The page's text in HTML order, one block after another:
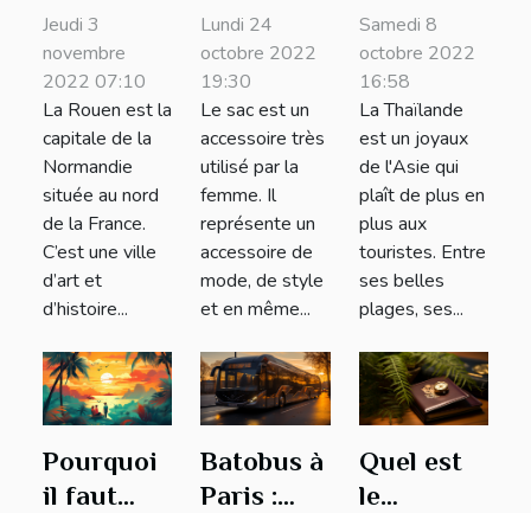
lors d’une
escale à
Rouen ?
Jeudi 3
novembre
2022 07:10
La Rouen est la
capitale de la
Normandie
située au nord
de la France.
C’est une ville
d’art et
d’histoire...
femme :
quels sont
les
facteurs
que vous
devez
prendre
en compte
?
Lundi 24
octobre 2022
19:30
Le sac est un
accessoire très
utilisé par la
femme. Il
représente un
accessoire de
mode, de style
et en même...
vous
descendre
à Bangkok
pour
votre
prochain
voyage ?
Samedi 8
octobre 2022
16:58
La Thaïlande
est un joyaux
de l'Asie qui
plaît de plus en
plus aux
touristes. Entre
ses belles
plages, ses...
Pourquoi
il faut
Batobus à
Paris :
Quel est
le